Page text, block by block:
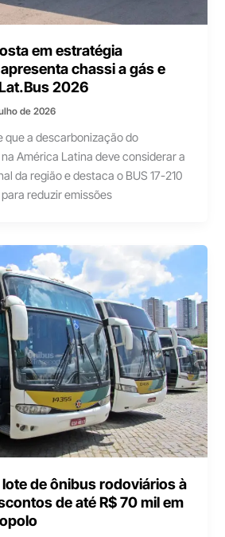
em estratégia
chassi a gás e
2026
de 2026
que a descarbonização do
América Latina deve considerar a
da região e destaca o BUS 17-210
reduzir emissões
de ônibus rodoviários à
de até R$ 70 mil em